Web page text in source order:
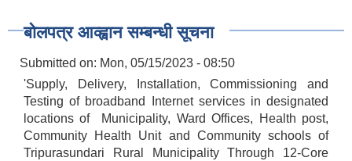
बोलपत्र आव्ह्वान सम्बन्धी सूचना
Submitted on: Mon, 05/15/2023 - 08:50
'Supply, Delivery, Installation, Commissioning and
Testing of broadband Internet services in designated
locations of Municipality, Ward Offices, Health post,
Community Health Unit and Community schools of
Tripurasundari Rural Municipality Through 12-Core